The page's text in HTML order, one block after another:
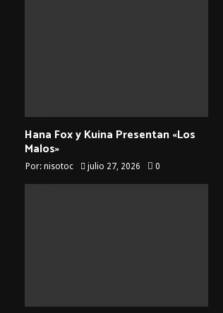
Hana Fox y Kuina Presentan «Los
Malos»
Por: nisotoc julio 27, 2026 0